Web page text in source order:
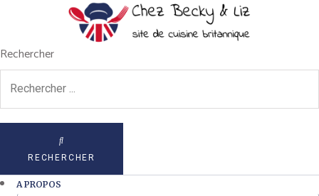
Rechercher
RECHERCHER
A PROPOS